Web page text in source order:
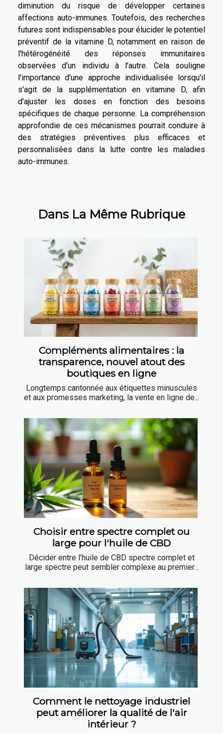
diminution du risque de développer certaines
affections auto-immunes. Toutefois, des recherches
futures sont indispensables pour élucider le potentiel
préventif de la vitamine D, notamment en raison de
l'hétérogénéité des réponses immunitaires
observées d'un individu à l'autre. Cela souligne
l'importance d'une approche individualisée lorsqu'il
s'agit de la supplémentation en vitamine D, afin
d'ajuster les doses en fonction des besoins
spécifiques de chaque personne. La compréhension
approfondie de ces mécanismes pourrait conduire à
des stratégies préventives plus efficaces et
personnalisées dans la lutte contre les maladies
auto-immunes.
Dans La Même Rubrique
Compléments alimentaires : la
transparence, nouvel atout des
boutiques en ligne
Longtemps cantonnée aux étiquettes minuscules
et aux promesses marketing, la vente en ligne de...
Choisir entre spectre complet ou
large pour l'huile de CBD
Décider entre l’huile de CBD spectre complet et
large spectre peut sembler complexe au premier...
Comment le nettoyage industriel
peut améliorer la qualité de l'air
intérieur ?